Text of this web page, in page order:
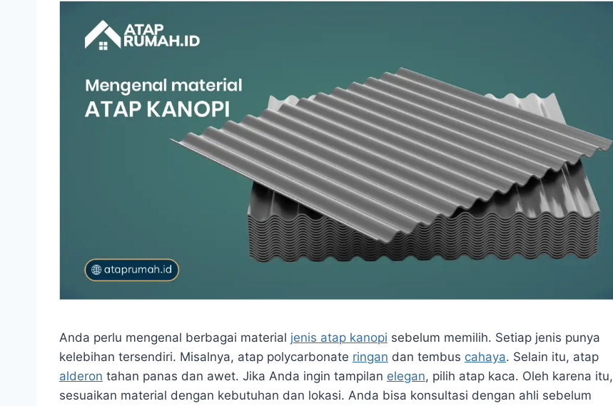
Anda perlu mengenal berbagai material jenis atap kanopi sebelum memilih. Setiap jenis punya
kelebihan tersendiri. Misalnya, atap polycarbonate ringan dan tembus cahaya. Selain itu, atap
alderon tahan panas dan awet. Jika Anda ingin tampilan elegan, pilih atap kaca. Oleh karena itu,
sesuaikan material dengan kebutuhan dan lokasi. Anda bisa konsultasi dengan ahli sebelum